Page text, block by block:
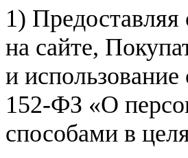
1)
на сайте,
и
152-ФЗ «О
способами в